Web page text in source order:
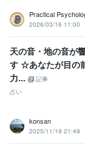
Practical
2026/03/16 11:00
天の音・地の音が
す ☆あなたが目の
力...
記事
占い
konsan
2025/11/19 21:49